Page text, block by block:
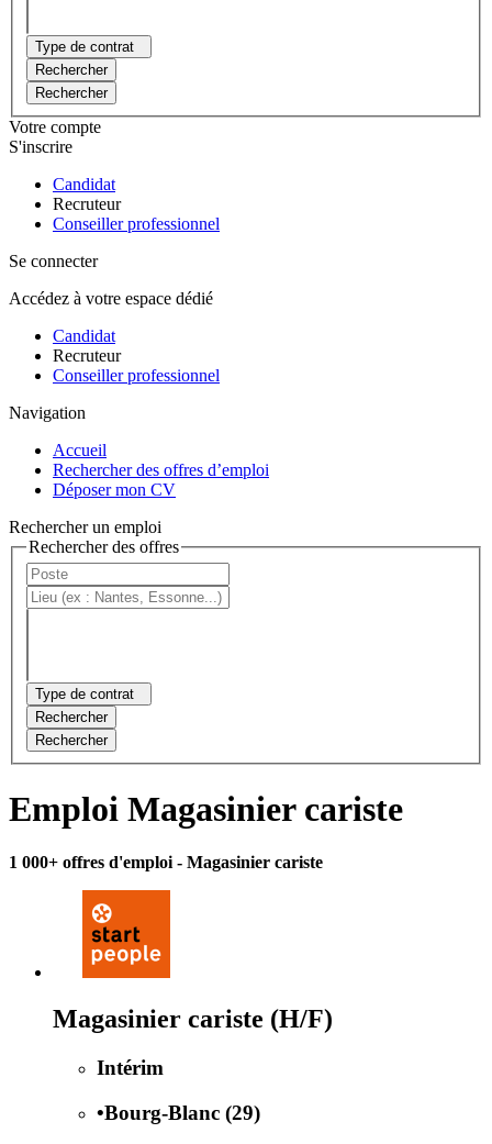
Type de contrat
Rechercher
Rechercher
Votre compte
S'inscrire
Candidat
Recruteur
Conseiller professionnel
Se connecter
Accédez à votre espace dédié
Candidat
Recruteur
Conseiller professionnel
Navigation
Accueil
Rechercher des offres d’emploi
Déposer mon CV
Rechercher un emploi
Rechercher des offres
Type de contrat
Rechercher
Rechercher
Emploi Magasinier cariste
1 000+ offres d'emploi - Magasinier cariste
Magasinier cariste (H/F)
Intérim
•Bourg-Blanc (29)